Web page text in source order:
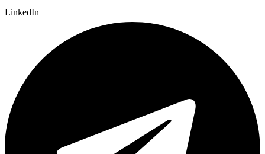
LinkedIn